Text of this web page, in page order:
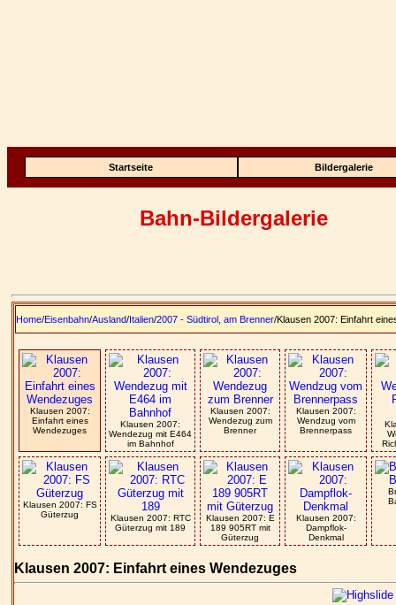
Startseite Bildergalerie
Bahn-Bildergalerie
Home/Eisenbahn/Ausland/Italien/2007 - Südtirol, am Brenner/Klausen 2007: Einfahrt
Klausen 2007:
Einfahrt eines
Wendezuges
Klausen 2007:
Wendezug mit E464
im Bahnhof
Klausen 2007:
Wendezug zum
Brenner
Klausen 2007:
Wendzug vom
Brennerpass
Klausen 2007: FS
Güterzug
Klausen 2007: RTC
Güterzug mit 189
Klausen 2007: E
189 905RT mit
Güterzug
Klausen 2007:
Dampflok-
Denkmal
Klausen 2007: Einfahrt eines Wendezuges